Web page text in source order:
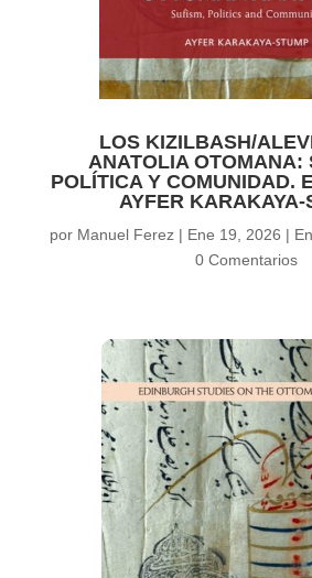
LOS KIZILBASH/
ANATOLIA OTOMANA:
POLÍTICA Y COMUNIDAD.
AYFER KARAKAYA-
por Manuel Ferez| Ene 19, 2026 |
0 Comentarios